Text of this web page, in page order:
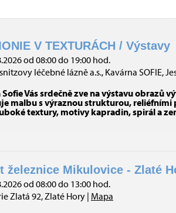
V TEXTURÁCH / Výstavy
od 08:00 do 19:00 hod.
léčebné lázně a.s., Kavárna SOFIE,
Sofie Vás srdečně zve na výstavu
malbu s výraznou strukturou, reliéfními
textury, motivy kapradin, spirál a
železnice Mikulovice - Zlaté
od 08:00 do 13:00 hod.
Zlatá 92, Zlaté Hory | Mapa